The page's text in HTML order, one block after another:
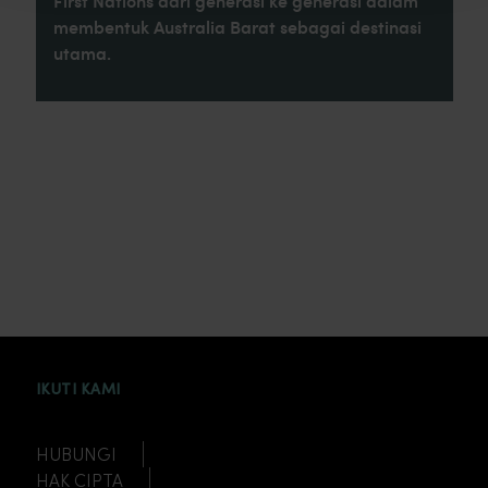
membentuk Australia Barat sebagai destinasi
utama.
IKUTI KAMI
HUBUNGI
HAK CIPTA